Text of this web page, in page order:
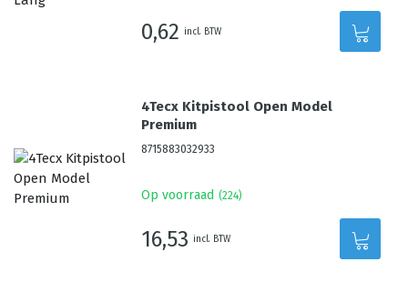
0,62 incl. BTW
4Tecx Kitpistool Open Model
Premium
8715883032933
Op voorraad (224)
16,53 incl. BTW